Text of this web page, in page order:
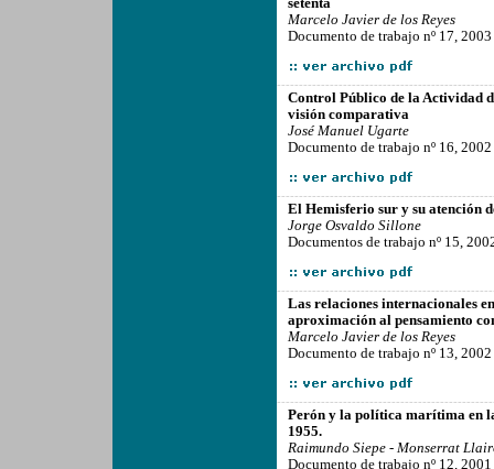
setenta
Marcelo Javier de los Reyes
Documento de trabajo nº 17, 2003
Control Público de la Actividad
visión comparativa
José Manuel Ugarte
Documento de trabajo nº 16, 2002
El Hemisferio sur y su atención
Jorge Osvaldo Sillone
Documentos de trabajo nº 15,
Las relaciones internacionales
aproximación al pensamiento
Marcelo Javier de los Reyes
Documento de trabajo nº 13, 2002
Perón y la política marítima en
1955.
Raimundo Siepe - Monserrat
Documento de trabajo nº 12, 2001